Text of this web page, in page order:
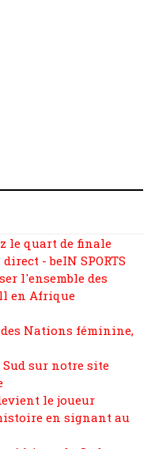
le quart de finale
- beIN SPORTS
l'ensemble des
en Afrique
Nations féminine,
sur notre site
le joueur
en signant au